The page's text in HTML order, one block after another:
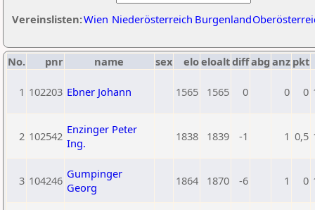
Vereinslisten:Wien Niederösterreich Burgenland
No. pnr name sex eloeloaltdiffabg anz pkt
1 102203 Ebner Johann 1565 1565 0 0 0
2 102542 Enzinger Peter
Ing.
1838 1839 -1 1 0,5
3 104246 Gumpinger
Georg
1864 1870 -6 1 0